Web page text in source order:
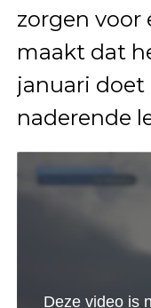
zorgen voor
maakt dat
januari doet
naderende